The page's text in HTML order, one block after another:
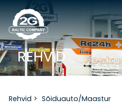
REHVID
Rehvid > Sõiduauto/Maastur